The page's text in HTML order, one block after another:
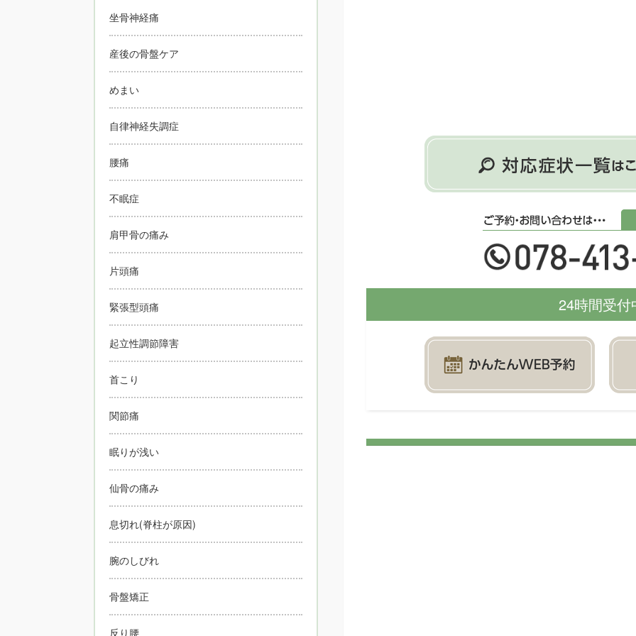
24時間受付
坐骨神経痛
産後の骨盤ケア
めまい
自律神経失調症
腰痛
不眠症
肩甲骨の痛み
片頭痛
緊張型頭痛
起立性調節障害
首こり
関節痛
眠りが浅い
仙骨の痛み
息切れ(脊柱が原因)
腕のしびれ
骨盤矯正
反り腰